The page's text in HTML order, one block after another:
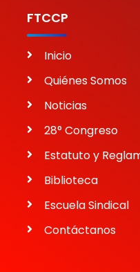
FTCCP
Inicio
Quiénes Somos
Noticias
28° Congreso
Estatuto y
Biblioteca
Escuela Sindical
Contáctanos